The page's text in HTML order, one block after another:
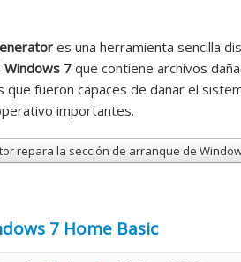
es una herramienta sencilla
Windows 7 que contiene archivos
que fueron capaces de dañar el
importantes.
repara la sección de arranque de
7 Home Basic